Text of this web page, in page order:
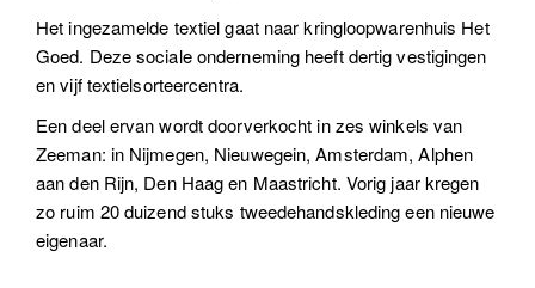
Het ingezamelde textiel gaat naar kringloopwarenhuis Het
Goed. Deze sociale onderneming heeft dertig vestigingen
en vijf textielsorteercentra.
Een deel ervan wordt doorverkocht in zes winkels van
Zeeman: in Nijmegen, Nieuwegein, Amsterdam, Alphen
aan den Rijn, Den Haag en Maastricht. Vorig jaar kregen
zo ruim 20 duizend stuks tweedehandskleding een nieuwe
eigenaar.